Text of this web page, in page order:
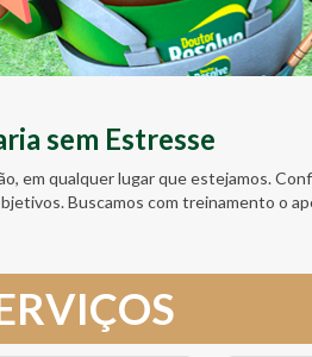
sem Estresse
em qualquer lugar que estejamos.
Buscamos com treinamento o